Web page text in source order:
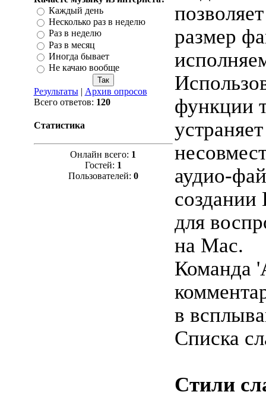
Каждый день
Несколько раз в неделю
Раз в неделю
Раз в месяц
Иногда бывает
Не качаю вообще
Результаты| Архив опросов
Всего ответов: 120
Статистика
Онлайн всего: 1
Гостей: 1
Пользователей: 0
размер
функции
устраняет
аудио-
создании
для
на Mac.
Команда
в
Списка
Стили